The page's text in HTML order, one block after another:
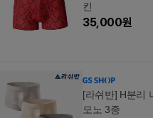
킨
35,000원
[라쉬반] H분리
모노 3종